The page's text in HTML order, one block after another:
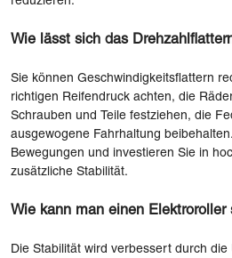
Wie lässt sich das
Sie können Geschwindigkeitsflattern
richtigen Reifendruck achten, die
Schrauben und Teile festziehen, die
ausgewogene Fahrhaltung
Bewegungen und investieren Sie in
zusätzliche Stabilität.
Wie kann man einen Elektroroller
Die Stabilität wird verbessert durch